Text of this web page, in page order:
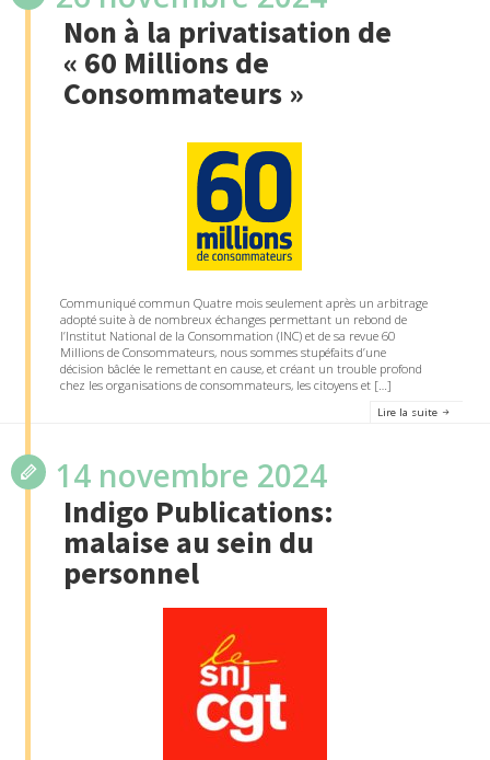
Non à la privatisation de
« 60 Millions de
Consommateurs »
Communiqué commun Quatre mois seulement après un arbitrage
adopté suite à de nombreux échanges permettant un rebond de
l’Institut National de la Consommation (INC) et de sa revue 60
Millions de Consommateurs, nous sommes stupéfaits d’une
décision bâclée le remettant en cause, et créant un trouble profond
chez les organisations de consommateurs, les citoyens et […]
Lire la suite
14 novembre 2024
Indigo Publications:
malaise au sein du
personnel